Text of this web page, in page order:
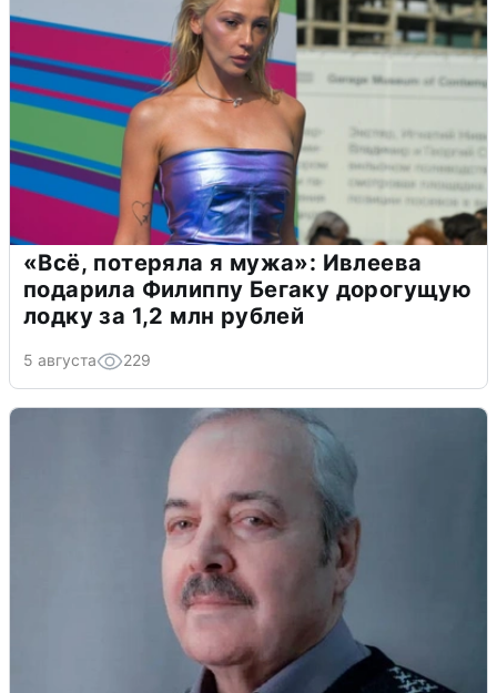
«Всё, потеряла я мужа»: Ивлеева
подарила Филиппу Бегаку дорогущую
лодку за 1,2 млн рублей
5 августа 229